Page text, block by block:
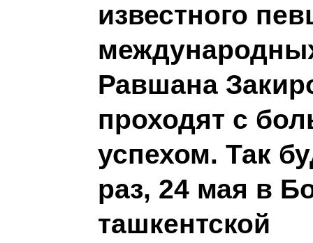
известного
Равшана
проходят с
успехом. Так
раз, 24 мая в
ташкентской